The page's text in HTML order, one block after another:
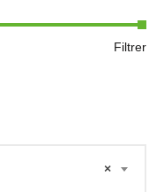
Filtrer
×